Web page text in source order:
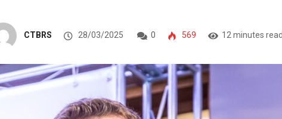
CTBRS 28/03/2025 0 569 12 minutes